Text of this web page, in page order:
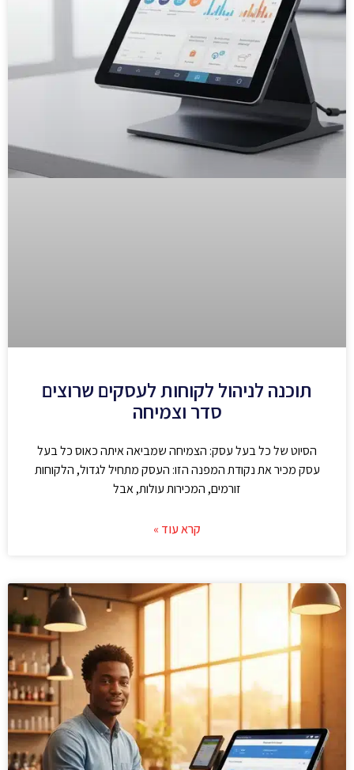
תוכנה לניהול לקוחות לעסקים שרוצים
סדר וצמיחה
הסיוט של כל בעל עסק: הצמיחה שמביאה איתה כאוס כל בעל
עסק מכיר את נקודת המפנה הזו: העסק מתחיל לגדול, הלקוחות
זורמים, המכירות עולות, אבל
קרא עוד »